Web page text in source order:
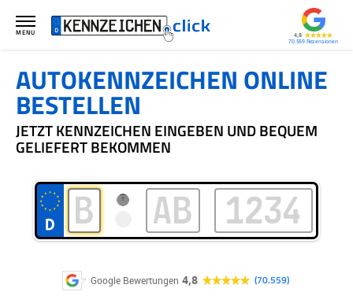
4,8
70.559
MENU
AUTOKENNZEICHEN ONLINE
BESTELLEN
JETZT KENNZEICHEN EINGEBEN UND BEQUEM
GELIEFERT BEKOMMEN
Google Bewertungen 4,8 70.559